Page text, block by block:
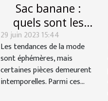
Sac banane :
quels sont les
avantages de
choisir cet
accessoire de
mode ?
29 juin 2023 15:44
Les tendances de la mode
sont éphémères, mais
certaines pièces demeurent
intemporelles. Parmi ces...